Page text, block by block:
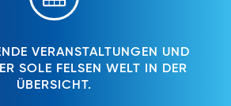
VERANSTALTUNGEN UND
SOLE FELSEN WELT IN DER
ÜBERSICHT.